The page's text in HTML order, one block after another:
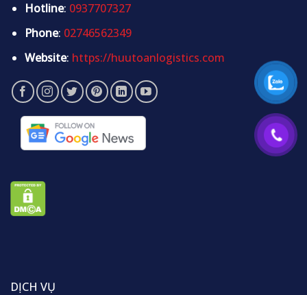
Hotline: 0937707327
Phone: 02746562349
Website: https://huutoanlogistics.com
DỊCH VỤ